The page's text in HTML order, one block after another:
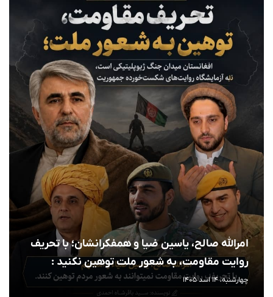
امرالله صالح، یاسین ضیا و همفکرانشان؛ با تحریف
روایت مقاومت، به شعور ملت توهین نکنید :
چهارشنبه، 14 اسد 1405